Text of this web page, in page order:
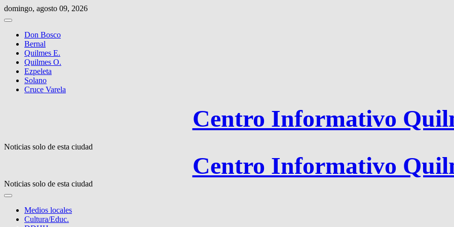
Saltar
al
domingo, agosto 09, 2026
Don Bosco
Bernal
Quilmes E.
Quilmes O.
Ezpeleta
Solano
Cruce Varela
Centro Informativo
Noticias solo de esta ciudad
Centro Informativo
Noticias solo de esta ciudad
Medios locales
Cultura/Educ.